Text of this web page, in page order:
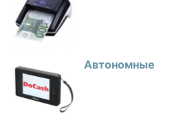
Автономные